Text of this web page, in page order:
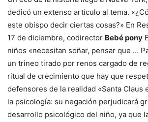
dedicó un extenso artículo al tema.
este obispo decir ciertas cosas?» En
17 de diciembre, codirector Bebé pony
niños «necesitan soñar, pensar que …
un trineo tirado por renos cargado de
ritual de crecimiento que hay que
defensores de la realidad «Santa Claus
la psicología: su negación perjudicará
desarrollo psicológico del niño, ya que